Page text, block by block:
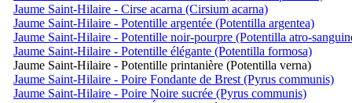
Jaume Saint-Hilaire - Cirse acarna (Cirsium acarna)
Jaume Saint-Hilaire - Potentille argentée (Potentilla argentea)
Jaume Saint-Hilaire - Potentille noir-pourpre (Potentilla atro-
Jaume Saint-Hilaire - Potentille élégante (Potentilla formosa)
Jaume Saint-Hilaire - Potentille printanière (Potentilla verna)
Jaume Saint-Hilaire - Poire Fondante de Brest (Pyrus communis)
Jaume Saint-Hilaire - Poire Noire sucrée (Pyrus communis)